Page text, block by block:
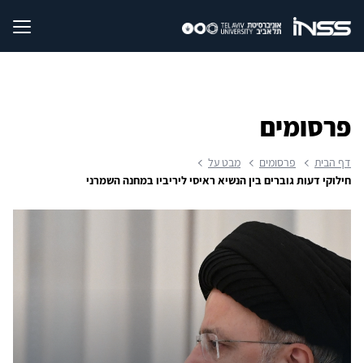
פרסומים
דף הבית פרסומים
מבט על
חילוקי דעות גוברים בין הנשיא ראיסי ליריביו במחנה השמרני